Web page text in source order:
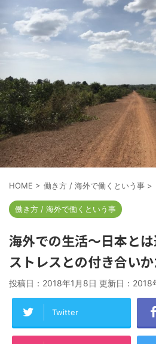
HOME > 働き方 / 海外で働くという事 >
働き方 / 海外で働くという事
海外での生活～日本と
ストレスとの付き合い
投稿日：2018年1月8日 更新日： 2018
Twitter